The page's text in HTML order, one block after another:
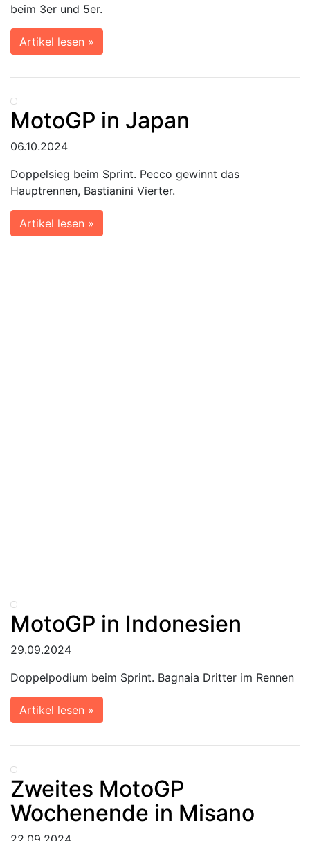
beim 3er und 5er.
Artikel lesen »
MotoGP in Japan
06.10.2024
Doppelsieg beim Sprint. Pecco gewinnt das
Hauptrennen, Bastianini Vierter.
Artikel lesen »
MotoGP in Indonesien
29.09.2024
Doppelpodium beim Sprint. Bagnaia Dritter im Rennen
Artikel lesen »
Zweites MotoGP
Wochenende in Misano